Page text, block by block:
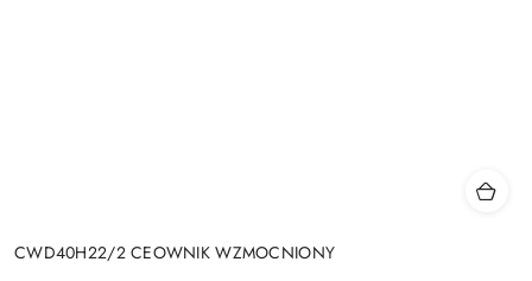
CWD40H22/2 CEOWNIK WZMOCNIONY